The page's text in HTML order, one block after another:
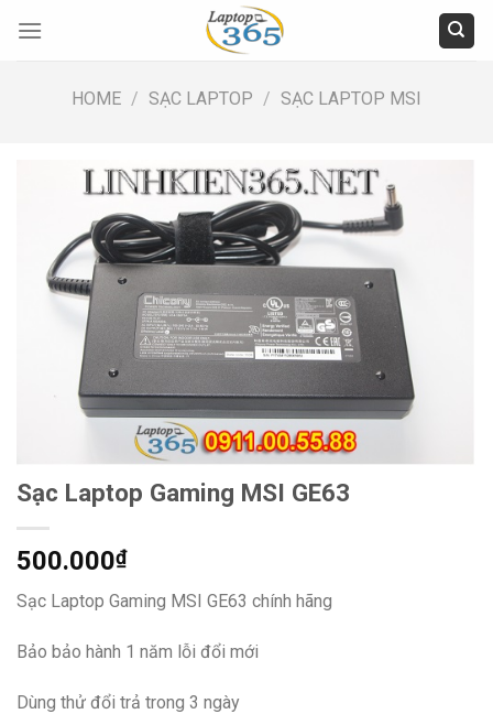
HOME / SẠC LAPTOP / SẠC LAPTOP MSI
Sạc Laptop Gaming MSI GE63
500.000₫
Sạc Laptop Gaming MSI GE63 chính hãng
Bảo bảo hành 1 năm lỗi đổi mới
Dùng thử đổi trả trong 3 ngày